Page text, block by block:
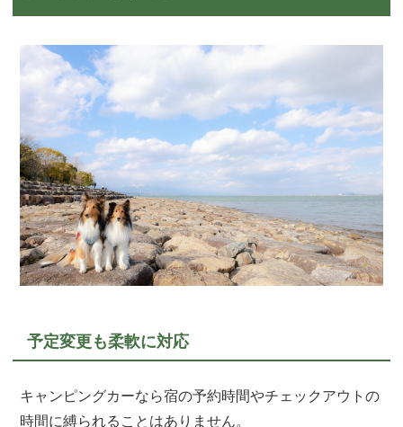
予定変更も柔軟に対応
キャンピングカーなら宿の予約時間やチェックアウトの
時間に縛られることはありません。